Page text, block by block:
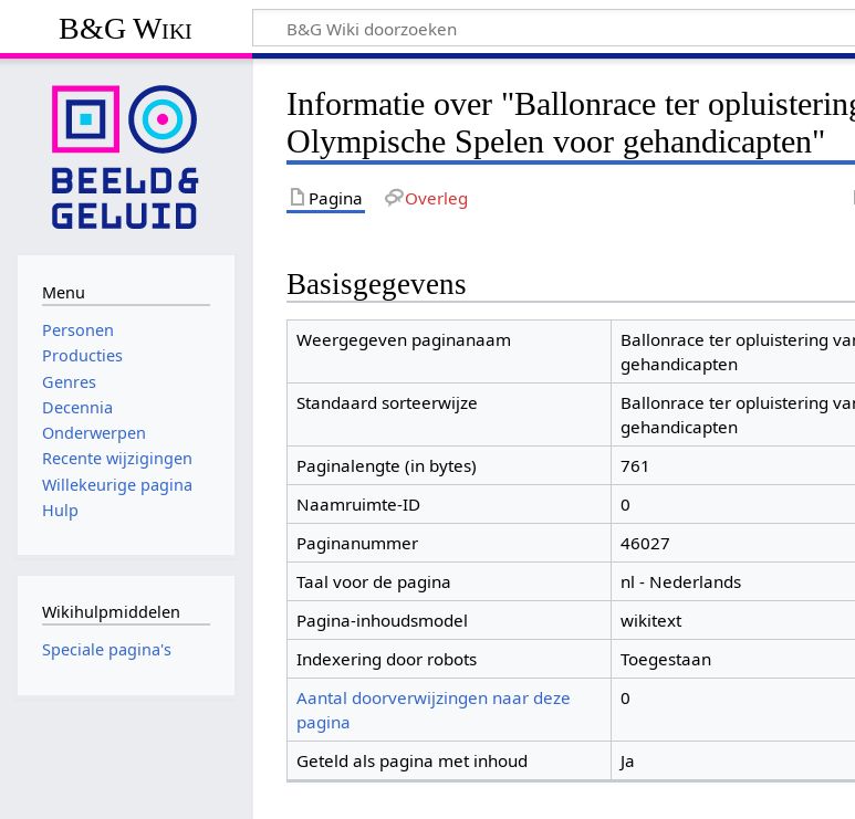
B&G Wiki
Informatie over "Ballonrace ter
Olympische Spelen voor gehandicapten"
Pagina Overleg
Basisgegevens
Weergegeven paginanaam
Ballonrace ter opluistering
gehandicapten
Standaard sorteerwijze
Ballonrace ter opluistering
gehandicapten
Paginalengte (in bytes)
761
Naamruimte-ID
0
Paginanummer
46027
Taal voor de pagina
nl - Nederlands
Pagina-inhoudsmodel
wikitext
Indexering door robots
Toegestaan
Aantal doorverwijzingen naar deze
pagina
0
Geteld als pagina met inhoud Ja
Menu
Personen
Producties
Genres
Decennia
Onderwerpen
Recente wijzigingen
Willekeurige pagina
Hulp
Wikihulpmiddelen
Speciale pagina's